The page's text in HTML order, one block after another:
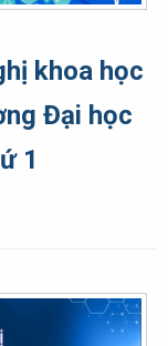
khoa học
Đại học
1